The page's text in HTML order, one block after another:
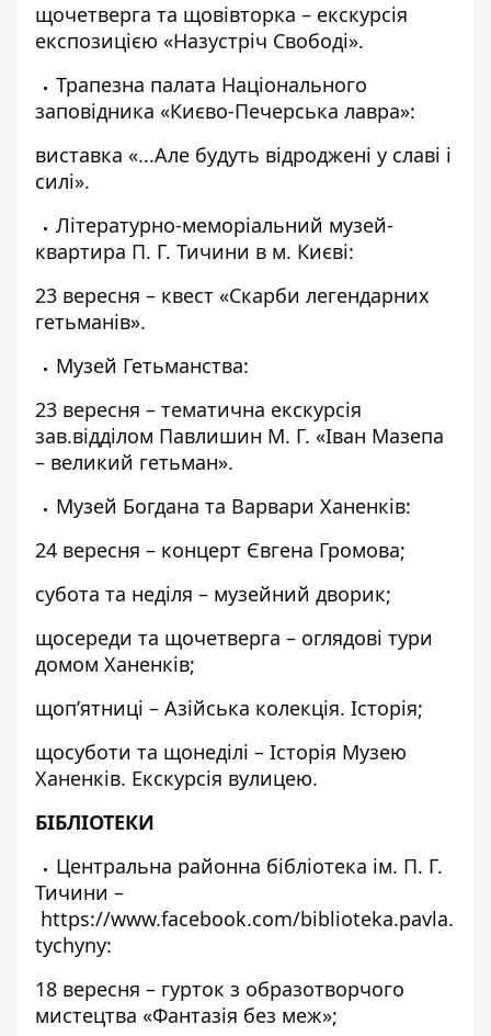
щочетверга та щовівторка – екскурсія
експозицією «Назустріч Свободі».
Трапезна палата Національного
заповідника «Києво-Печерська лавра»:
виставка «...Але будуть відроджені у славі і
силі».
Літературно-меморіальний музей-
квартира П. Г. Тичини в м. Києві:
23 вересня – квест «Скарби легендарних
гетьманів».
Музей Гетьманства:
23 вересня – тематична екскурсія
зав.відділом Павлишин М. Г. «Іван Мазепа
– великий гетьман».
Музей Богдана та Варвари Ханенків:
24 вересня – концерт Євгена Громова;
субота та неділя – музейний дворик;
щосереди та щочетверга – оглядові тури
домом Ханенків;
щоп’ятниці – Азійська колекція. Історія;
щосуботи та щонеділі – Історія Музею
Ханенків. Екскурсія вулицею.
БІБЛІОТЕКИ
Центральна районна бібліотека ім. П. Г.
Тичини –
https://www.facebook.com/biblioteka.pavla.
tychyny:
18 вересня – гурток з образотворчого
мистецтва «Фантазія без меж»;